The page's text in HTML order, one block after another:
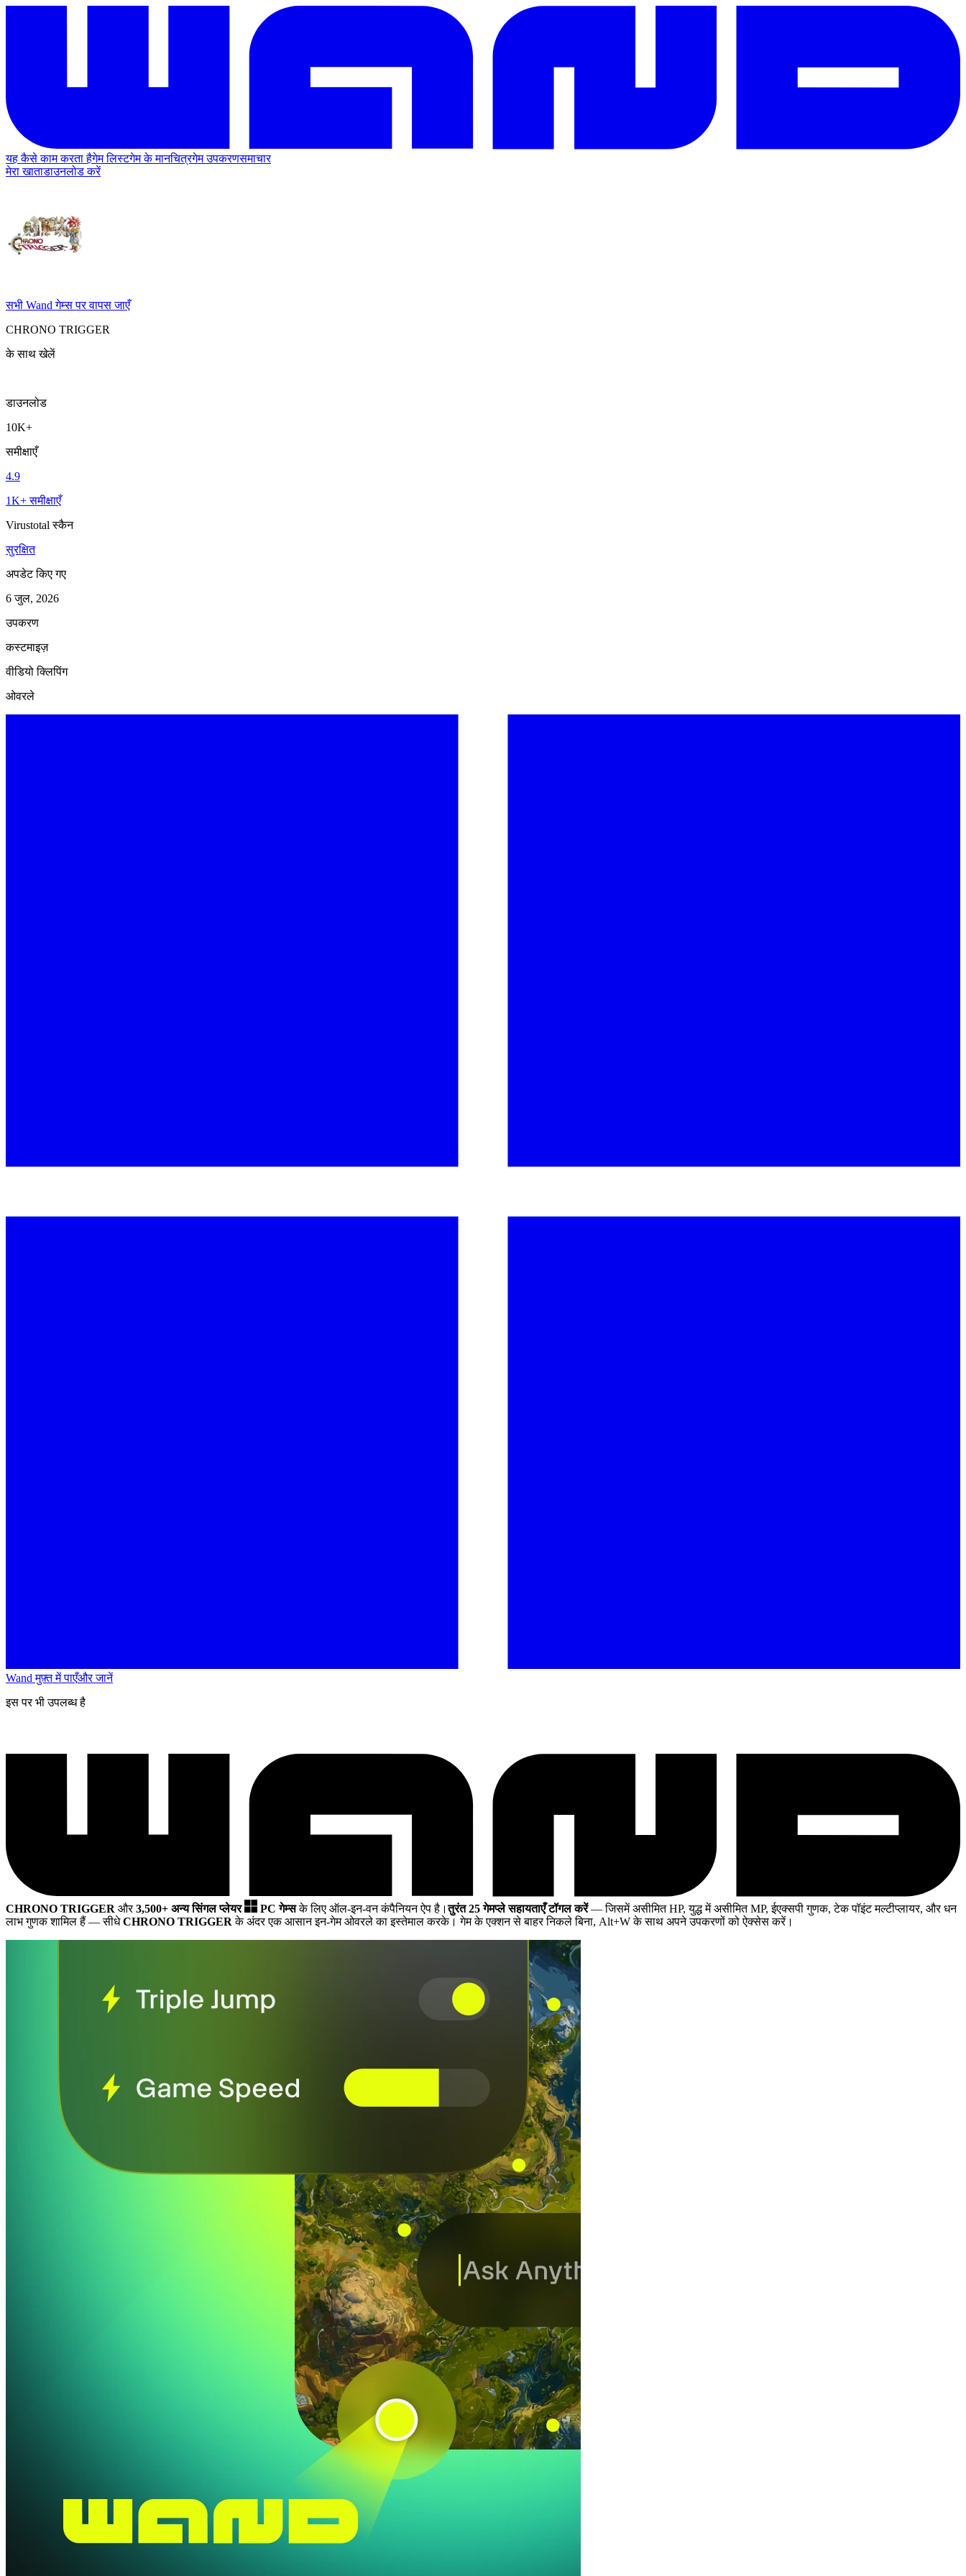
यह कैसे काम करता हैगेम लिस्टगेम के मानचित्रगेम उपकरणसमाचार
मेरा खाताडाउनलोड करें
सभी Wand गेम्स पर वापस जाएँ
CHRONO TRIGGER
के साथ खेलें
डाउनलोड
10K+
समीक्षाएँ
4.9
1K+ समीक्षाएँ
Virustotal स्कैन
सुरक्षित
अपडेट किए गए
6 जुल, 2026
उपकरण
कस्टमाइज़
वीडियो क्लिपिंग
ओवरले
Wand मुफ़्त में पाएँऔर जानें
इस पर भी उपलब्ध है
CHRONO TRIGGER और3,500+ अन्य सिंगल प्लेयर PC गेम्सके लिए ऑल-इन-वन कंपैनियन ऐप है।तुरंत 25 गेमप्ले सहायताएँ टॉगल करें— जिसमें असीमित HP, युद्ध में असीमित MP, ईएक्सपी गुणक, टेक पॉइंट मल्टीप्लायर, और धन
लाभ गुणक शामिल हैं — सीधेCHRONO TRIGGER के अंदर एक आसान इन-गेम ओवरले का इस्तेमाल करके। गेम के एक्शन से बाहर निकले बिना, Alt+W के साथ अपने उपकरणों को ऐक्सेस करें।